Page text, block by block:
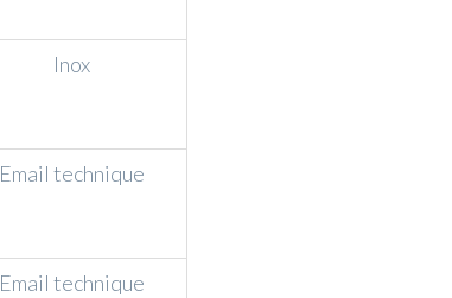
Inox
Email technique
Email technique